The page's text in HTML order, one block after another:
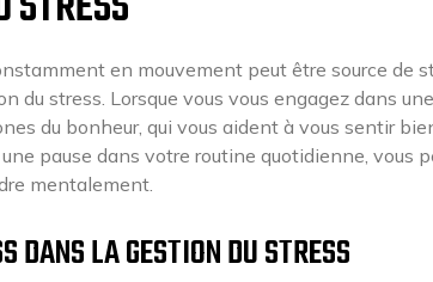
en mouvement peut être source de
du stress. Lorsque vous vous engagez dans
du bonheur, qui vous aident à vous sentir
pause dans votre routine quotidienne, vous
mentalement.
DANS LA GESTION DU STRESS